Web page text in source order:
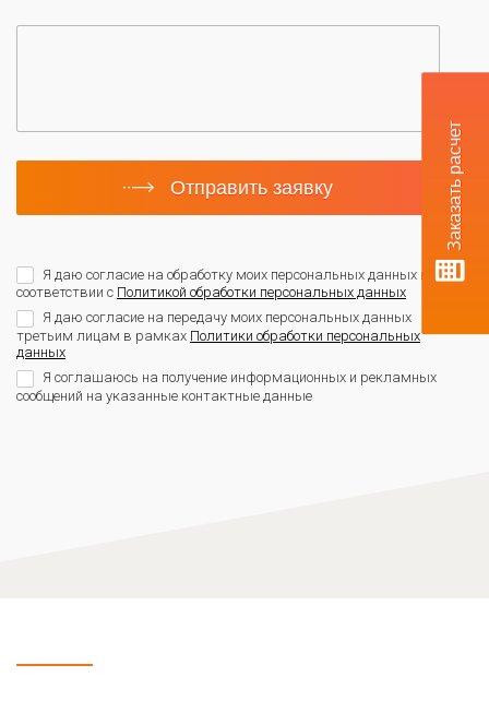
Заказать расчет
Отправить заявку
Я даю согласие на обработку моих персональных данных в
соответствии с Политикой обработки персональных данных
Я даю согласие на передачу моих персональных данных
третьим лицам в рамках Политики обработки персональных
данных
Я соглашаюсь на получение информационных и рекламных
сообщений на указанные контактные данные